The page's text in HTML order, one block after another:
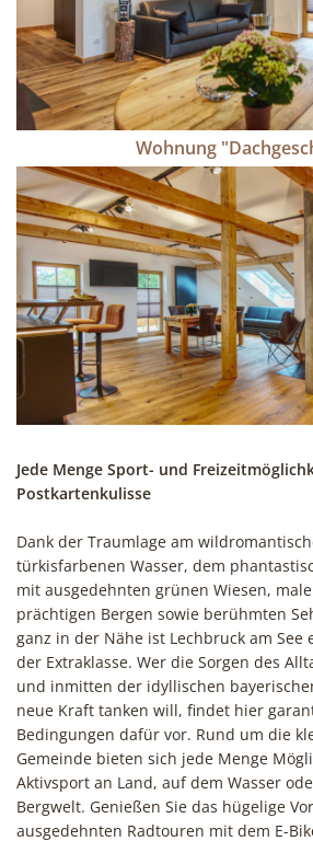
Wohnung
Jede Menge Sport- und
Postkartenkulisse
Dank der Traumlage am
türkisfarbenen Wasser, dem
mit ausgedehnten grünen Wiesen,
prächtigen Bergen sowie berühmten
ganz in der Nähe ist Lechbruck am See
der Extraklasse. Wer die Sorgen des
und inmitten der idyllischen
neue Kraft tanken will, findet hier
Bedingungen dafür vor. Rund um die
Gemeinde bieten sich jede Menge
Aktivsport an Land, auf dem Wasser
Bergwelt. Genießen Sie das hügelige
ausgedehnten Radtouren mit dem E-